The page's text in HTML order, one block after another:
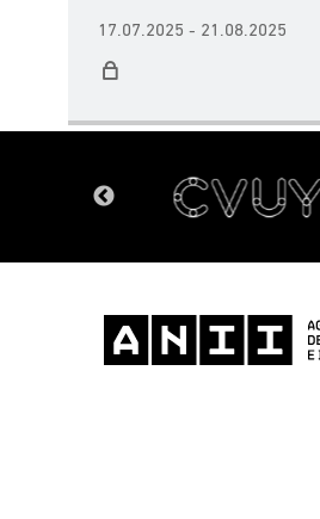
17.07.2025 - 21.08.2025